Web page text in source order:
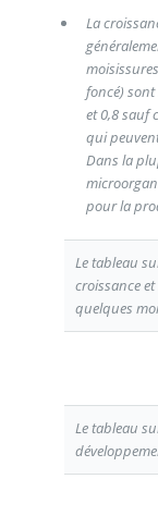
La
foncé)
et 0,8 sauf
qui
Dans la
pour la
Le tableau
croissance
quelques
Le tableau